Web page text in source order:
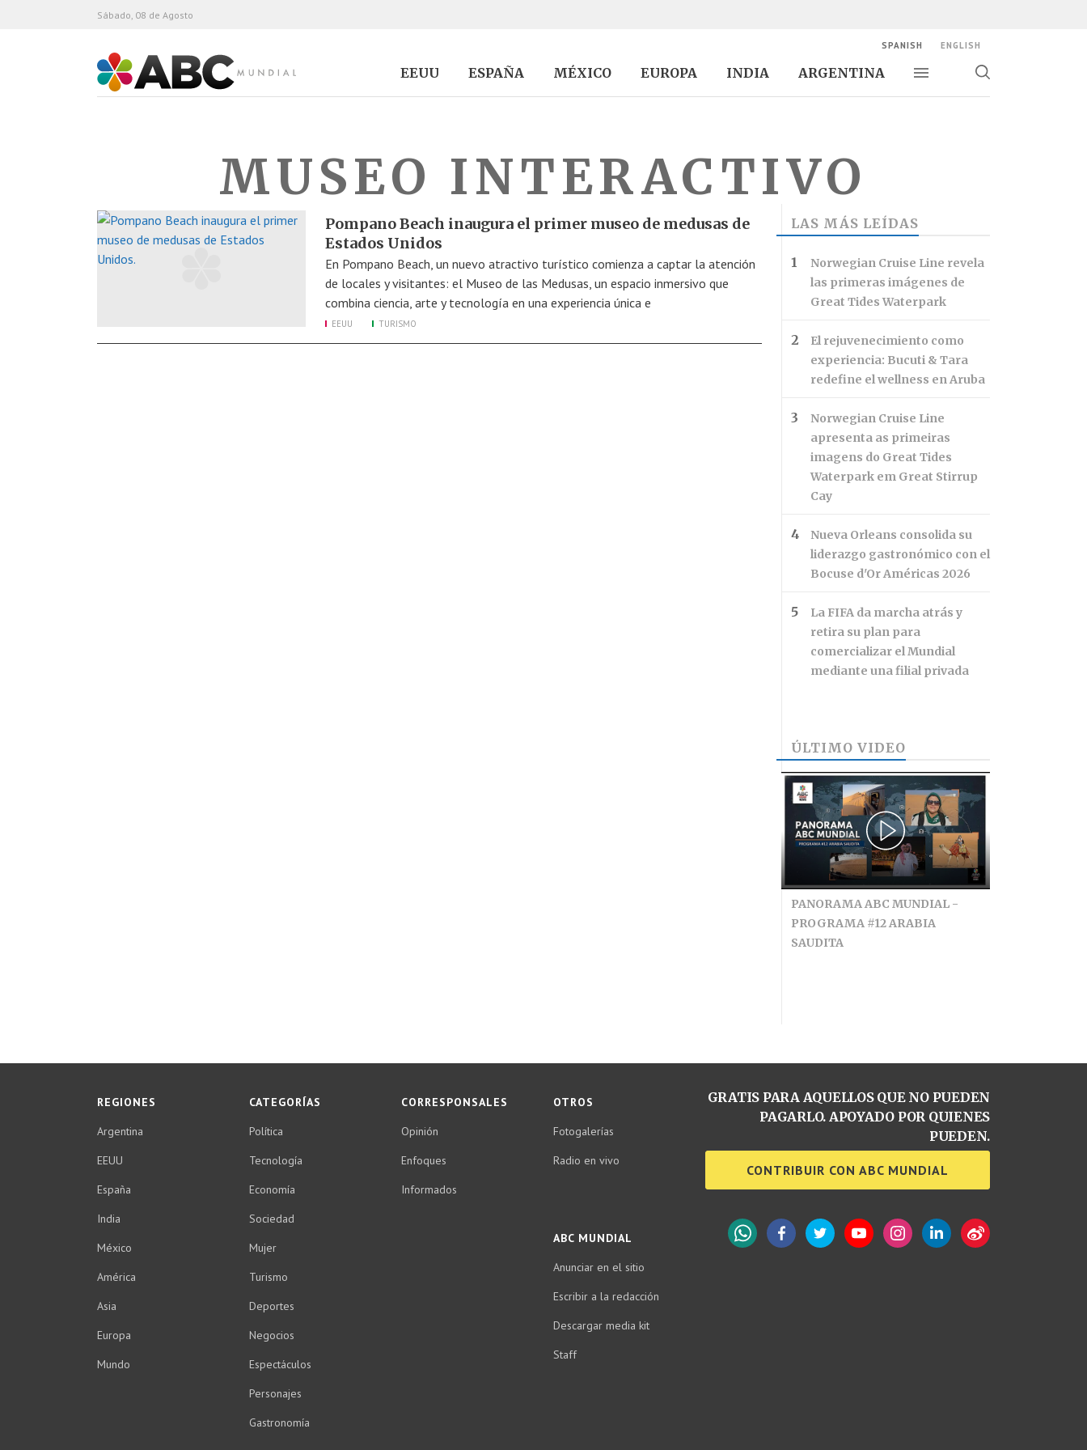
ABC Mundial
EEUU ESPAÑA MÉXICO EUROPA INDIA ARGENTINA
Alternar navegación
Alternar
Sábado, 08 de Agosto
SPANISH ENGLISH
MUSEO INTERACTIVO
Pompano Beach inaugura el primer museo de medusas de
Estados Unidos
En Pompano Beach, un nuevo atractivo turístico comienza a captar la atención
de locales y visitantes: el Museo de las Medusas, un espacio inmersivo que
combina ciencia, arte y tecnología en una experiencia única e
EEUU TURISMO
LAS MÁS LEÍDAS
Norwegian Cruise Line revela
las primeras imágenes de
Great Tides Waterpark
El rejuvenecimiento como
experiencia: Bucuti & Tara
redefine el wellness en Aruba
Norwegian Cruise Line
apresenta as primeiras
imagens do Great Tides
Waterpark em Great Stirrup
Cay
Nueva Orleans consolida su
liderazgo gastronómico con el
Bocuse d'Or Américas 2026
La FIFA da marcha atrás y
retira su plan para
comercializar el Mundial
mediante una filial privada
ÚLTIMO VIDEO
PANORAMA ABC MUNDIAL -
PROGRAMA #12 ARABIA
SAUDITA
REGIONES
Argentina
EEUU
España
India
México
América
Asia
Europa
Mundo
CATEGORÍAS
Política
Tecnología
Economía
Sociedad
Mujer
Turismo
Deportes
Negocios
Espectáculos
Personajes
Gastronomía
CORRESPONSALES
Opinión
Enfoques
Informados
OTROS
Fotogalerías
Radio en vivo
ABC MUNDIAL
Anunciar en el sitio
Escribir a la redacción
Descargar media kit
Staff
GRATIS PARA AQUELLOS QUE NO PUEDEN
PAGARLO. APOYADO POR QUIENES
PUEDEN.
CONTRIBUIR CON ABC MUNDIAL